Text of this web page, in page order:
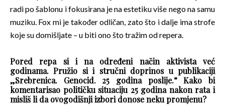
radi po šablonu i fokusirana je na estetiku više nego na samu
muziku. Fox mi je također odličan, zato što i dalje ima strofe
koje su domišljate – u biti ono što tražim od repera.
Pored repa si i na određeni način aktivista već
godinama. Pružio si i stručni doprinos u publikaciji
„Srebrenica. Genocid. 25 godina poslije.“ Kako bi
komentarisao političku situaciju 25 godina nakon rata i
misliš li da ovogodišnji izbori donose neku promjenu?